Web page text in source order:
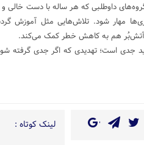
داوطلبی که هر ساله با دست خالی
مهار شود. تلاش‌هایی مثل آموزش
آتش‌بُر هم به کاهش خطر کمک می‌کند.
جدی است؛ تهدیدی که اگر جدی گرفته
لینک کوتاه :